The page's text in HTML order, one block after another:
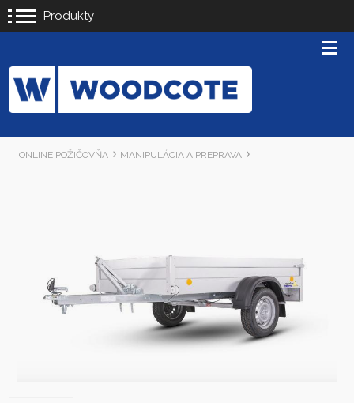
Produkty
ONLINE POŽIČOVŇA MANIPULÁCIA A PREPRAVA